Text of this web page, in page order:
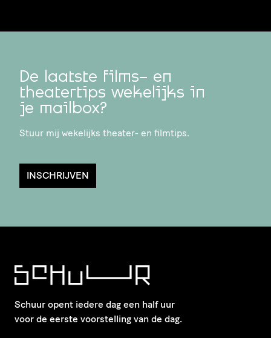
De laatste films- en
theatertips wekelijks in
je mailbox?
Stuur mij wekelijks theater- en filmtips.
INSCHRIJVEN
Schuur opent iedere dag een half uur
voor de eerste voorstelling van de dag.